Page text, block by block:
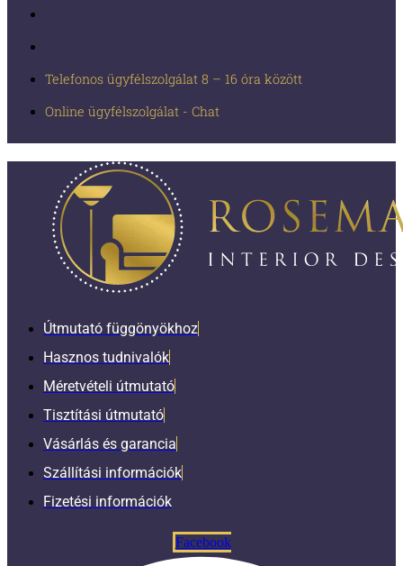
Telefonos ügyfélszolgálat 8 – 16 óra között
Online ügyfélszolgálat - Chat
Útmutató függönyökhoz
Hasznos tudnivalók
Méretvételi útmutató
Tisztítási útmutató
Vásárlás és garancia
Szállítási információk
Fizetési információk
Facebook